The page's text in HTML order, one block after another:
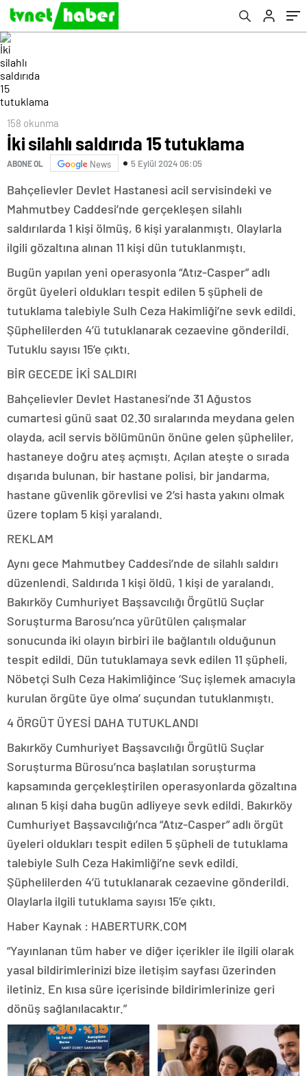
158 okunma
İki silahlı saldırıda 15 tutuklama
ABONE OL News 5 Eylül 2024 06:05
Bahçelievler Devlet Hastanesi acil servisindeki ve
Mahmutbey Caddesi’nde gerçekleşen silahlı
saldırılarda 1 kişi ölmüş, 6 kişi yaralanmıştı. Olaylarla
ilgili gözaltına alınan 11 kişi dün tutuklanmıştı.
Bugün yapılan yeni operasyonla “Atız-Casper” adlı
örgüt üyeleri oldukları tespit edilen 5 şüpheli de
tutuklama talebiyle Sulh Ceza Hakimliği’ne sevk edildi.
Şüphelilerden 4’ü tutuklanarak cezaevine gönderildi.
Tutuklu sayısı 15’e çıktı.
BİR GECEDE İKİ SALDIRI
Bahçelievler Devlet Hastanesi’nde 31 Ağustos
cumartesi günü saat 02.30 sıralarında meydana gelen
olayda, acil servis bölümünün önüne gelen şüpheliler,
hastaneye doğru ateş açmıştı. Açılan ateşte o sırada
dışarıda bulunan, bir hastane polisi, bir jandarma,
hastane güvenlik görevlisi ve 2’si hasta yakını olmak
üzere toplam 5 kişi yaralandı.
REKLAM
Aynı gece Mahmutbey Caddesi’nde de silahlı saldırı
düzenlendi. Saldırıda 1 kişi öldü, 1 kişi de yaralandı.
Bakırköy Cumhuriyet Başsavcılığı Örgütlü Suçlar
Soruşturma Barosu’nca yürütülen çalışmalar
sonucunda iki olayın birbiri ile bağlantılı olduğunun
tespit edildi. Dün tutuklamaya sevk edilen 11 şüpheli,
Nöbetçi Sulh Ceza Hakimliğince ‘Suç işlemek amacıyla
kurulan örgüte üye olma’ suçundan tutuklanmıştı.
4 ÖRGÜT ÜYESİ DAHA TUTUKLANDI
Bakırköy Cumhuriyet Başsavcılığı Örgütlü Suçlar
Soruşturma Bürosu’nca başlatılan soruşturma
kapsamında gerçekleştirilen operasyonlarda gözaltına
alınan 5 kişi daha bugün adliyeye sevk edildi. Bakırköy
Cumhuriyet Başsavcılığı’nca “Atız-Casper” adlı örgüt
üyeleri oldukları tespit edilen 5 şüpheli de tutuklama
talebiyle Sulh Ceza Hakimliği’ne sevk edildi.
Şüphelilerden 4’ü tutuklanarak cezaevine gönderildi.
Olaylarla ilgili tutuklama sayısı 15’e çıktı.
Haber Kaynak : HABERTURK.COM
“Yayınlanan tüm haber ve diğer içerikler ile ilgili olarak
yasal bildirimlerinizi bize iletişim sayfası üzerinden
iletiniz. En kısa süre içerisinde bildirimlerinize geri
dönüş sağlanılacaktır.”